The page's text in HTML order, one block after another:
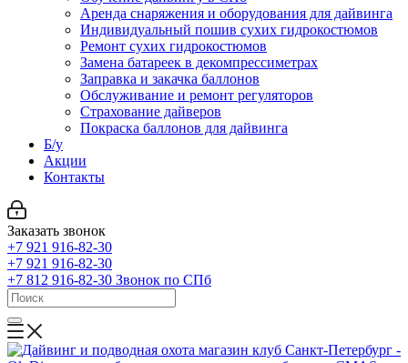
Аренда снаряжения и оборудования для дайвинга
Индивидуальный пошив сухих гидрокостюмов
Ремонт сухих гидрокостюмов
Замена батареек в декомпрессиметрах
Заправка и закачка баллонов
Обслуживание и ремонт регуляторов
Страхование дайверов
Покраска баллонов для дайвинга
Б/у
Акции
Контакты
Заказать звонок
+7 921 916-82-30
+7 921 916-82-30
+7 812 916-82-30 Звонок по СПб